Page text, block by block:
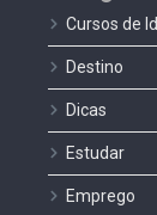
Cursos de
Destino
Dicas
Estudar
Emprego